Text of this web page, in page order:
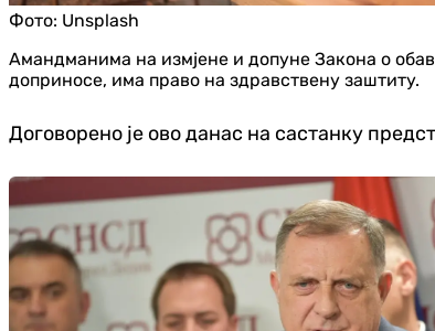
Фото: Unsplash
Амандманима на измјене и допуне Закона о
доприносе, има право на здравствену заштиту.
Договорено је ово данас на састанку